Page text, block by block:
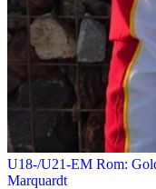
U18-/U21-EM Rom:
Marquardt